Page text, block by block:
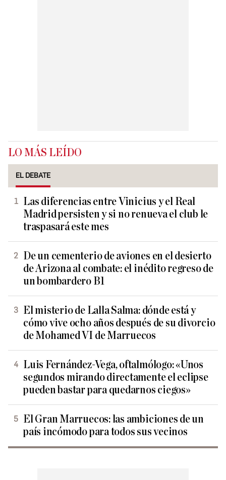
LO MÁS LEÍDO
EL DEBATE
Las diferencias entre Vinicius y el Real
Madrid persisten y si no renueva el club le
traspasará este mes
De un cementerio de aviones en el desierto
de Arizona al combate: el inédito regreso de
un bombardero B1
El misterio de Lalla Salma: dónde está y
cómo vive ocho años después de su divorcio
de Mohamed VI de Marruecos
Luis Fernández-Vega, oftalmólogo: «Unos
segundos mirando directamente el eclipse
pueden bastar para quedarnos ciegos»
El Gran Marruecos: las ambiciones de un
país incómodo para todos sus vecinos